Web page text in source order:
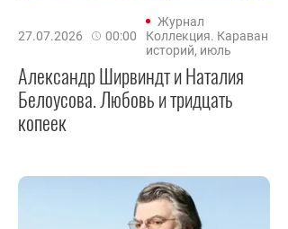
27.07.2026 00:00
Журнал
Коллекция. Караван
историй, июль
Александр Ширвиндт и Наталия
Белоусова. Любовь и тридцать
копеек